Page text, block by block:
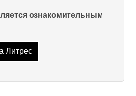
ознакомительным
Литрес